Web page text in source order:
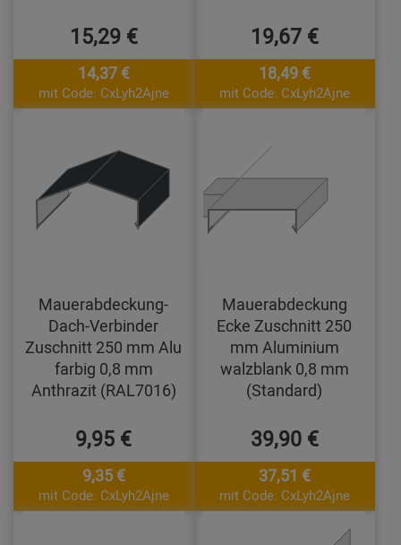
15,29 €
14,37 €
mit Code: CxLyh2Ajne
19,67 €
18,49 €
mit Code: CxLyh2Ajne
Mauerabdeckung-
Dach-Verbinder
Zuschnitt 250 mm Alu
farbig 0,8 mm
Anthrazit (RAL7016)
9,95 €
9,35 €
mit Code: CxLyh2Ajne
Mauerabdeckung
Ecke Zuschnitt 250
mm Aluminium
walzblank 0,8 mm
(Standard)
39,90 €
37,51 €
mit Code: CxLyh2Ajne